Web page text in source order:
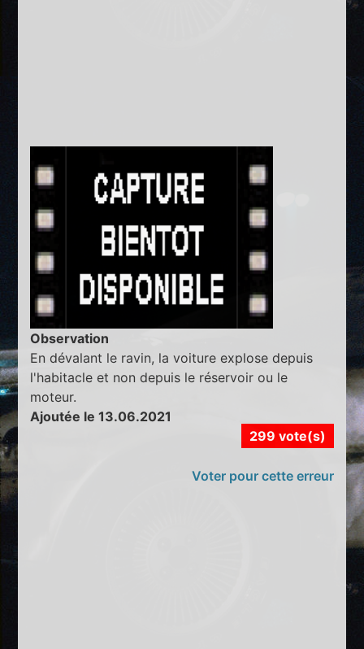
Observation
En dévalant le ravin, la voiture explose depuis
l'habitacle et non depuis le réservoir ou le
moteur.
Ajoutée le 13.06.2021
299 vote(s)
Voter pour cette erreur